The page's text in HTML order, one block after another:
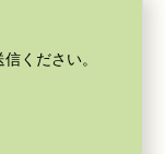
ください。